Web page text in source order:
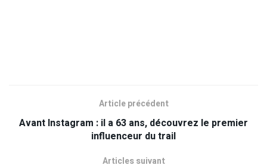
Article précédent
Avant Instagram : il a 63 ans, découvrez le premier
influenceur du trail
Articles suivant